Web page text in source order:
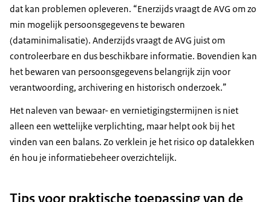
dat kan problemen opleveren. “Enerzijds vraagt de AVG om zo
min mogelijk persoonsgegevens te bewaren
(dataminimalisatie). Anderzijds vraagt de AVG juist om
controleerbare en dus beschikbare informatie. Bovendien kan
het bewaren van persoonsgegevens belangrijk zijn voor
verantwoording, archivering en historisch onderzoek.”
Het naleven van bewaar- en vernietigingstermijnen is niet
alleen een wettelijke verplichting, maar helpt ook bij het
vinden van een balans. Zo verklein je het risico op datalekken
én hou je informatiebeheer overzichtelijk.
Tips voor praktische toepassing van de